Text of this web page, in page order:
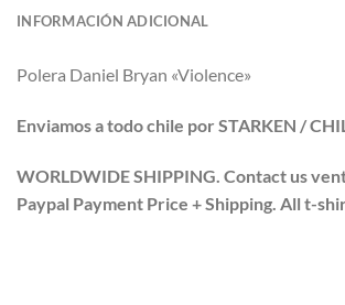
INFORMACIÓN ADICIONAL
Polera Daniel Bryan «Violence»
Enviamos a todo chile por STARKEN /
WORLDWIDE SHIPPING. Contact us
Paypal Payment Price + Shipping. All t-